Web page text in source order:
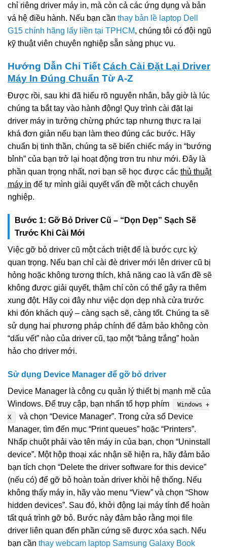
chỉ riêng driver máy in, mà còn cả các ứng dụng và bản
vá hệ điều hành. Nếu bạn cần thay bản lề laptop Dell
G15 chính hãng lấy liền tại TPHCM, chúng tôi có đội ngũ
kỹ thuật viên chuyên nghiệp sẵn sàng phục vụ.
Hướng Dẫn Chi Tiết Cách Cài Đặt Lại Driver
Máy In Đúng Chuẩn Từ A-Z
Được rồi, sau khi đã hiểu rõ nguyên nhân, bây giờ là lúc
chúng ta bắt tay vào hành động! Quy trình cài đặt lại
driver máy in tưởng chừng phức tạp nhưng thực ra lại
khá đơn giản nếu bạn làm theo đúng các bước. Hãy
chuẩn bị tinh thần, chúng ta sẽ biến chiếc máy in “bướng
bỉnh” của bạn trở lại hoạt động trơn tru như mới. Đây là
phần quan trọng nhất, nơi bạn sẽ học được các thủ thuật
máy in để tự mình giải quyết vấn đề một cách chuyên
nghiệp.
Bước 1: Gỡ Bỏ Driver Cũ – “Dọn Dẹp” Sạch Sẽ
Trước Khi Cài Mới
Việc gỡ bỏ driver cũ một cách triệt để là bước cực kỳ
quan trọng. Nếu bạn chỉ cài đè driver mới lên driver cũ bị
hỏng hoặc không tương thích, khả năng cao là vấn đề sẽ
không được giải quyết, thậm chí còn có thể gây ra thêm
xung đột. Hãy coi đây như việc dọn dẹp nhà cửa trước
khi đón khách quý – càng sạch sẽ, càng tốt. Chúng ta sẽ
sử dụng hai phương pháp chính để đảm bảo không còn
“dấu vết” nào của driver cũ, tạo một “bảng trắng” hoàn
hảo cho driver mới.
Sử dụng Device Manager để gỡ bỏ driver
Device Manager là công cụ quản lý thiết bị mạnh mẽ của
Windows. Để truy cập, bạn nhấn tổ hợp phím
Windows +
X
và chọn “Device Manager”. Trong cửa sổ Device
Manager, tìm đến mục “Print queues” hoặc “Printers”.
Nhấp chuột phải vào tên máy in của bạn, chọn “Uninstall
device”. Một hộp thoại xác nhận sẽ hiện ra, hãy đảm bảo
bạn tích chọn “Delete the driver software for this device”
(nếu có) để gỡ bỏ hoàn toàn driver khỏi hệ thống. Nếu
không thấy máy in, hãy vào menu “View” và chọn “Show
hidden devices”. Sau đó, khởi động lại máy tính để hoàn
tất quá trình gỡ bỏ. Bước này đảm bảo rằng mọi file
driver liên quan đến phần cứng sẽ được xóa sạch. Nếu
bạn cần thay webcam laptop Samsung Galaxy Book